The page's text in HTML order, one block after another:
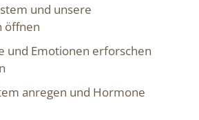
und unsere
öffnen
und Emotionen erforschen
anregen und Hormone